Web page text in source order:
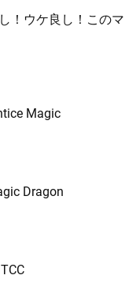
！ウケ良し！このマ
Magic
Dragon